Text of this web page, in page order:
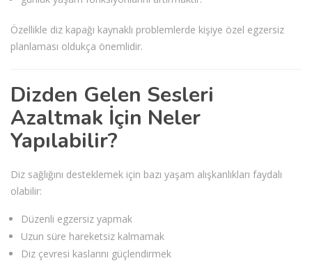
Özellikle diz kapağı kaynaklı problemlerde kişiye özel egzersiz
planlaması oldukça önemlidir.
Dizden Gelen Sesleri
Azaltmak İçin Neler
Yapılabilir?
Diz sağlığını desteklemek için bazı yaşam alışkanlıkları faydalı
olabilir:
Düzenli egzersiz yapmak
Uzun süre hareketsiz kalmamak
Diz çevresi kaslarını güçlendirmek